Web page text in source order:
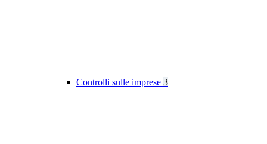
Controlli sulle imprese 3